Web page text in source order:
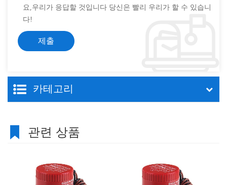
요,우리가 응답할 것입니다 당신은 빨리 우리가 할 수 있습니
다!
카테고리
관련 상품